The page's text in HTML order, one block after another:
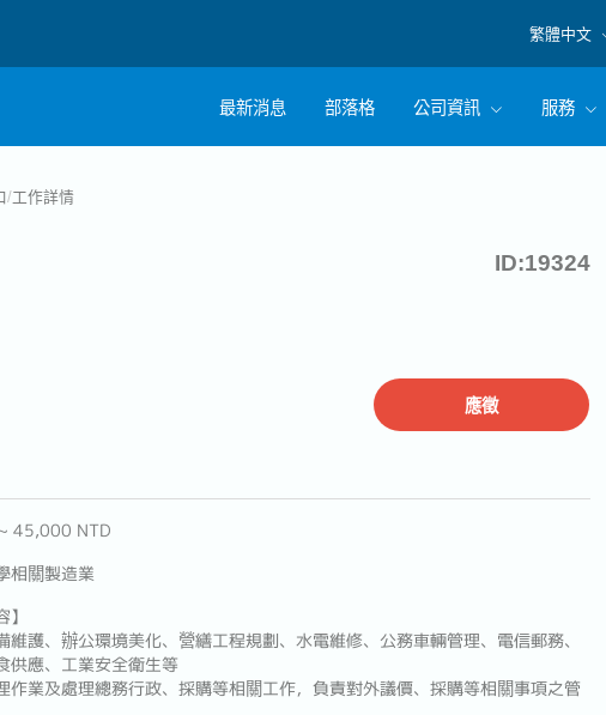
繁體中文
English
日本語
最新消息 部落格 公司資訊 服務
/工作詳情
ID:19324
應徵
45,000 NTD
相關製造業
維護、辦公環境美化、營繕工程規劃、水電維修、公務車輛管理、電信郵務、
供應、工業安全衛生等
作業及處理總務行政、採購等相關工作，負責對外議價、採購等相關事項之管